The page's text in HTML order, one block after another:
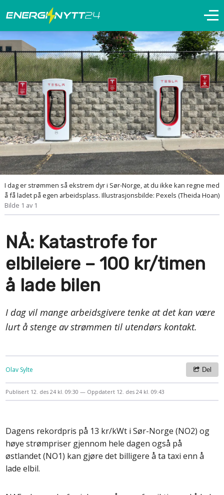
I dag er strømmen så ekstrem dyr i Sør-Norge, at du ikke kan regne med
å få ladet på egen arbeidsplass. Illustrasjonsbilde: Pexels (Theida Hoan)
Bilde 1 av 1
NÅ: Katastrofe for
elbileiere – 100 kr/timen
å lade bilen
I dag vil mange arbeidsgivere tenke at det kan være
lurt å stenge av strømmen til utendørs kontakt.
Olav Sylte
Publisert 12. des 24 kl. 09:30 Oppdatert 12. des 24 kl. 09:43
Del
Dagens rekordpris på 13 kr/kWt i Sør-Norge (NO2) og
høye strømpriser gjennom hele dagen også på
østlandet (NO1) kan gjøre det billigere å ta taxi enn å
lade elbil.